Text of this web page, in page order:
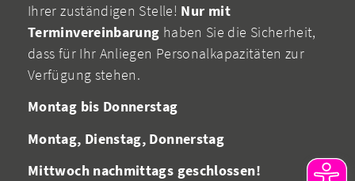
Ihrer zuständigen Stelle! Nur mit
Terminvereinbarung haben Sie die Sicherheit,
dass für Ihr Anliegen Personalkapazitäten zur
Verfügung stehen.
Montag bis Donnerstag
Montag, Dienstag, Donnerstag
Mittwoch nachmittags geschlossen!